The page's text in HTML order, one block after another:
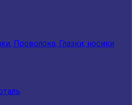
Проволока, Глазки, носики